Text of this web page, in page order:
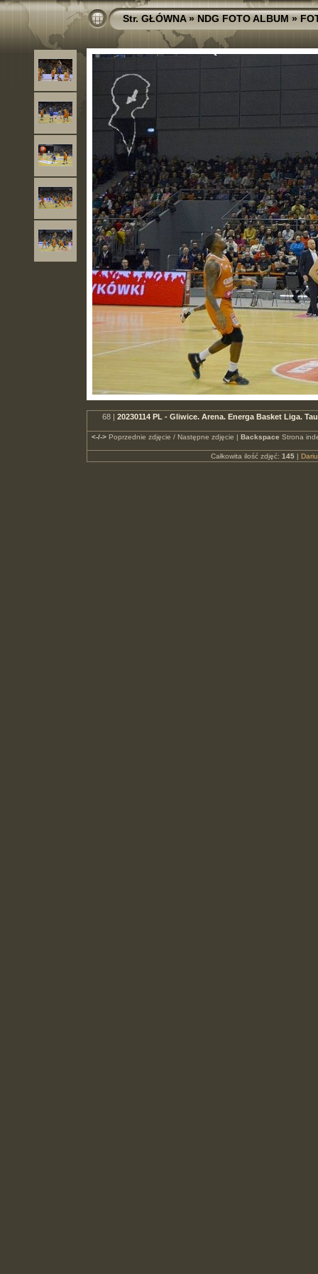
Str. GŁÓWNA»NDG FOTO ALBUM»
68 | 20230114 PL - Gliwice. Arena. Energa Basket Liga.
<-/->Poprzednie zdjęcie / Następne zdjęcie | Backspace Strona
Całkowita ilość zdjęć: 145|